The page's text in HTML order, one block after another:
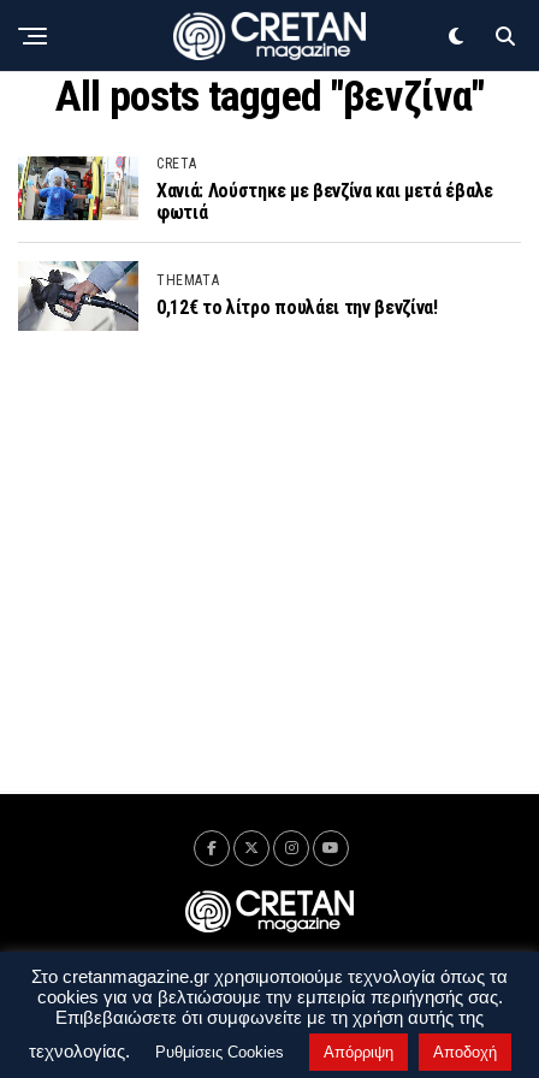
All posts tagged "βενζίνα"
CRETA
Χανιά: Λούστηκε με βενζίνα και μετά έβαλε
φωτιά
THEMATA
0,12€ το λίτρο πουλάει την βενζίνα!
Ταυτότητα Πολιτική Απορρήτου
Όροι Χρήσης
Όροι και Προϋποθέσεις
Στο cretanmagazine.gr χρησιμοποιούμε τεχνολογία όπως τα
cookies για να βελτιώσουμε την εμπειρία περιήγησής σας.
Επιβεβαιώσετε ότι συμφωνείτε με τη χρήση αυτής της
τεχνολογίας.
Ρυθμίσεις Cookies Απόρριψη Αποδοχή